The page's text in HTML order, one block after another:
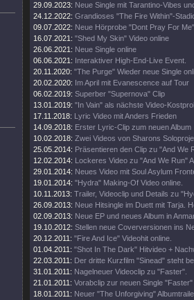
29.09.2023: Neue Single mit Tarantino-Vibes
24.12.2022: Grandioses "The Fire Within"-
09.07.2022: Neue Hörprobe "Dont Pray For Me"
16.07.2021: "Shed My Skin" Video online
26.06.2021: Neue Single online
06.06.2021: Interaktiver High-End-Live Event.
20.11.2020: "The Purge" Wieder neue Single
20.02.2020: Im April mit Evanescence auf Tour
06.02.2019: Superber "Supernova" Clip
13.01.2019: "In Vain" als nächste Video-
17.11.2018: Lyric Video mit Anders Frieden
14.09.2018: Erster Lyric-Clip zum neuen Album
10.02.2018: Zwei Videos von Sharons
25.05.2014: Präsentieren den Clip zu "And We
12.02.2014: Lockeres Video zu "And We Run"
29.01.2014: Neues Video mit Soul Asylum
19.01.2014: "Hydra" Making-Of Video online.
10.11.2013: Trailer, Videoclip und Details zu
26.09.2013: Neue Hitsingle im Duett mit Tarja.
02.09.2013: Neue EP und neues Album in
19.10.2012: Stellen neue Coverversionen ins
20.12.2011: "Fire And Ice" Videohit online.
01.04.2011: "Shot In The Dark" Hitvideo +
22.03.2011: Der dritte Kurzfilm "Sinead" steht
31.01.2011: Nagelneuer Videoclip zu "Faster".
21.01.2011: Vorabclip zur neuen Single "Faster"
18.01.2011: Neuer "The Unforgiving"